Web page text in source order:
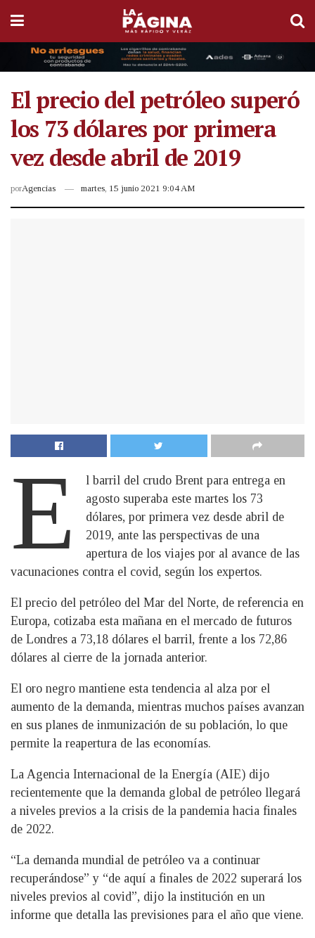
El precio del petróleo superó
los 73 dólares por primera
vez desde abril de 2019
porAgencias martes, 15 junio 2021 9:04 AM
E
l barril del crudo Brent para entrega en
agosto superaba este martes los 73
dólares, por primera vez desde abril de
2019, ante las perspectivas de una
apertura de los viajes por al avance de las
vacunaciones contra el covid, según los expertos.
El precio del petróleo del Mar del Norte, de referencia en
Europa, cotizaba esta mañana en el mercado de futuros
de Londres a 73,18 dólares el barril, frente a los 72,86
dólares al cierre de la jornada anterior.
El oro negro mantiene esta tendencia al alza por el
aumento de la demanda, mientras muchos países avanzan
en sus planes de inmunización de su población, lo que
permite la reapertura de las economías.
La Agencia Internacional de la Energía (AIE) dijo
recientemente que la demanda global de petróleo llegará
a niveles previos a la crisis de la pandemia hacia finales
de 2022.
“La demanda mundial de petróleo va a continuar
recuperándose” y “de aquí a finales de 2022 superará los
niveles previos al covid”, dijo la institución en un
informe que detalla las previsiones para el año que viene.